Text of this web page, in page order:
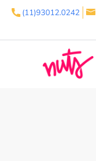
(11)93012.0242